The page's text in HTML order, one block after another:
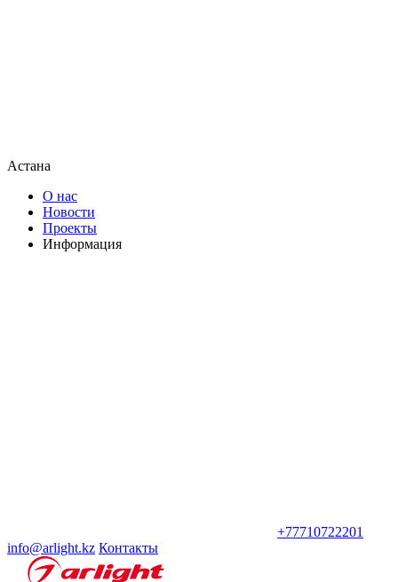
Астана
О нас
Новости
Проекты
Информация
+77710722201
info@arlight.kz Контакты